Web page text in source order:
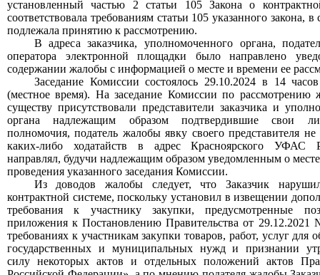
установленный частью 2 статьи 105 Закона о
соответствовала требованиям статьи 105 указанного закона, в
подлежала принятию к рассмотрению.
В адреса заказчика, уполномоченного органа,п
оператора электронной площадки былонаправлено
содержании жалобы с информацией о месте и времени ее
Заседание Комиссии состоялось 29.10.2024 в 14
(местное время). На заседание Комиссии по рассмотрению
существу присутствовали представители заказчика и
органа надлежащим образом подтвердившие свои
полномочия,податель жалобы явку своегопредставителя не
каких-либо ходатайств в адрес Красноярского УФАС
направлял, будучи надлежащим образом уведомленным о
проведения указанного заседания Комиссии.
Из доводов жалобы следует, что
Заказчик
контрактной системе, поскольку установил в извещении
требования к участнику закупки, предусмотренные
приложения к Постановлению Правительства от
требованиях к участникам закупки товаров, работ, услуг для
государственных и муниципальных нужд и признании
силу некоторых актов и отдельных положений актов